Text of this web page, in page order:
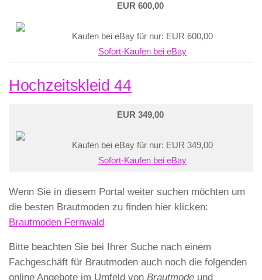
EUR 600,00
Kaufen bei eBay für nur: EUR 600,00
Sofort-Kaufen bei eBay
Hochzeitskleid 44
EUR 349,00
Kaufen bei eBay für nur: EUR 349,00
Sofort-Kaufen bei eBay
Wenn Sie in diesem Portal weiter suchen möchten um
die besten Brautmoden zu finden hier klicken:
Brautmoden Fernwald
Bitte beachten Sie bei Ihrer Suche nach einem
Fachgeschäft für Brautmoden auch noch die folgenden
online Angebote im Umfeld von Brautmode und